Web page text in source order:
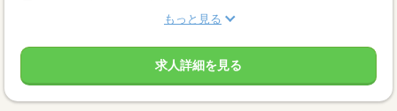
もっと見る
求人詳細を見る